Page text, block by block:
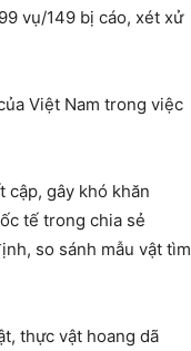
vụ/149 bị cáo, xét xử
Việt Nam trong việc
gây khó khăn
tế trong chia sẻ
so sánh mẫu vật tìm
thực vật hoang dã